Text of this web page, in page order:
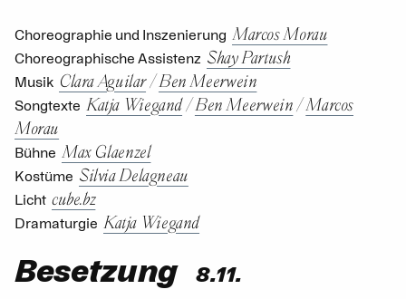
Choreographie und Inszenierung Marcos Morau
Choreographische Assistenz Shay Partush
Musik Clara Aguilar/Ben Meerwein
Songtexte Katja Wiegand/Ben Meerwein /Marcos
Morau
Bühne Max Glaenzel
Kostüme Silvia Delagneau
Licht cube.bz
Dramaturgie Katja Wiegand
Besetzung 8.11.